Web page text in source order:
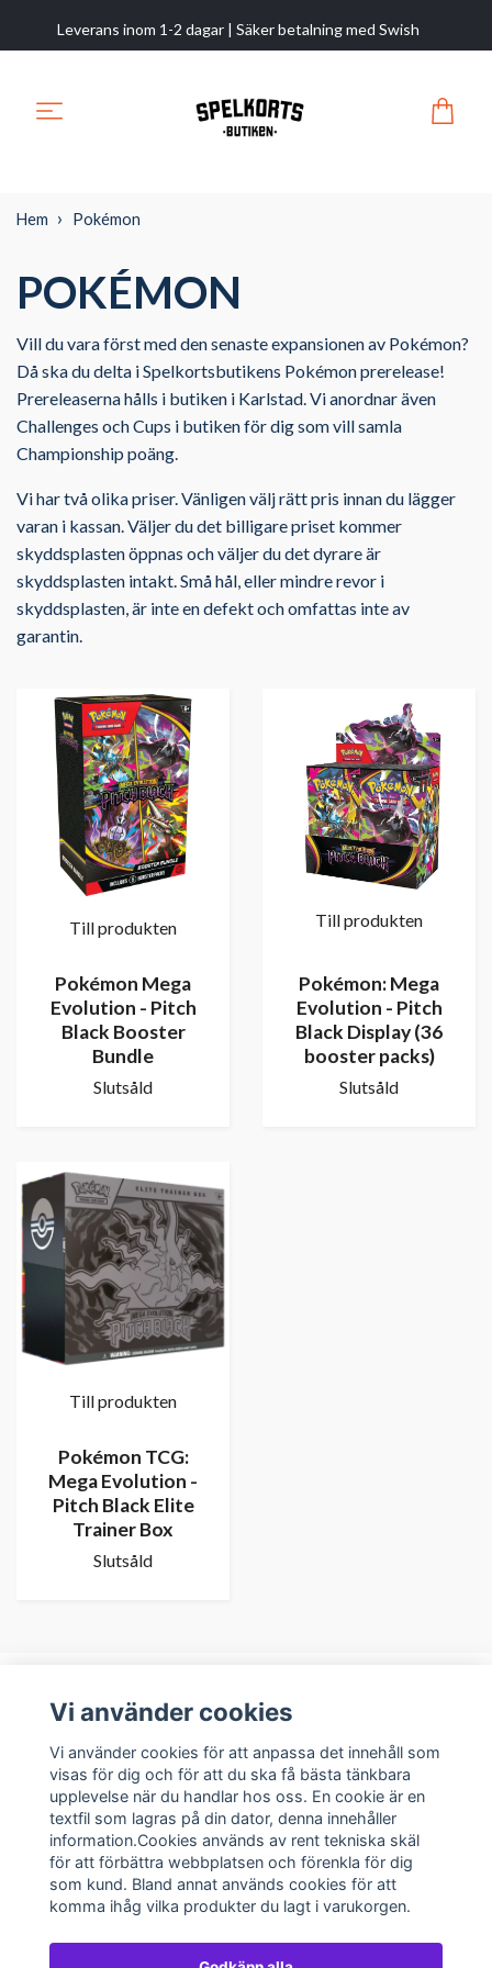
Leverans inom 1-2 dagar | Säker betalning med Swish
Hem Pokémon
POKÉMON
Vill du vara först med den senaste expansionen av Pokémon?
Då ska du delta i Spelkortsbutikens Pokémon prerelease!
Prereleaserna hålls i butiken i Karlstad. Vi anordnar även
Challenges och Cups i butiken för dig som vill samla
Championship poäng.
Vi har två olika priser. Vänligen välj rätt pris innan du lägger
varan i kassan. Väljer du det billigare priset kommer
skyddsplasten öppnas och väljer du det dyrare är
skyddsplasten intakt. Små hål, eller mindre revor i
skyddsplasten, är inte en defekt och omfattas inte av
garantin.
Till produkten
Pokémon Mega
Evolution - Pitch
Black Booster
Bundle
Slutsåld
Till produkten
Pokémon: Mega
Evolution - Pitch
Black Display (36
booster packs)
Slutsåld
Till produkten
Pokémon TCG:
Mega Evolution -
Pitch Black Elite
Trainer Box
Slutsåld
Kundservice
Sociala medier
Vi använder cookies
Vi använder cookies för att anpassa det innehåll som
visas för dig och för att du ska få bästa tänkbara
upplevelse när du handlar hos oss. En cookie är en
textfil som lagras på din dator, denna innehåller
information.Cookies används av rent tekniska skäl
för att förbättra webbplatsen och förenkla för dig
som kund. Bland annat används cookies för att
komma ihåg vilka produkter du lagt i varukorgen.